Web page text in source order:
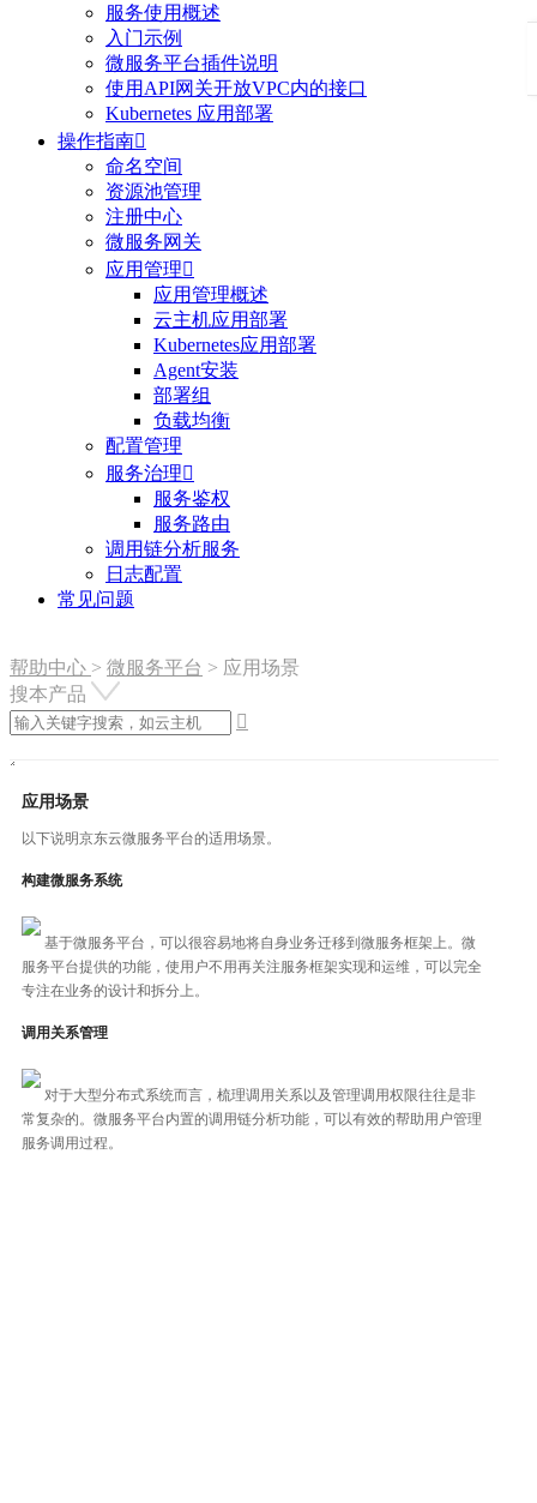
服务使用概述
入门示例
微服务平台插件说明
使用API网关开放VPC内的接口
Kubernetes 应用部署
操作指南
命名空间
资源池管理
注册中心
微服务网关
应用管理
应用管理概述
云主机应用部署
Kubernetes应用部署
Agent安装
部署组
负载均衡
配置管理
服务治理
服务鉴权
服务路由
调用链分析服务
日志配置
常见问题
帮助中心 > 微服务平台 > 应用场景
搜本产品

应用场景
以下说明京东云微服务平台的适用场景。
构建微服务系统
基于微服务平台，可以很容易地将自身业务迁移到微服务框架上。微
服务平台提供的功能，使用户不用再关注服务框架实现和运维，可以完全
专注在业务的设计和拆分上。
调用关系管理
对于大型分布式系统而言，梳理调用关系以及管理调用权限往往是非
常复杂的。微服务平台内置的调用链分析功能，可以有效的帮助用户管理
服务调用过程。